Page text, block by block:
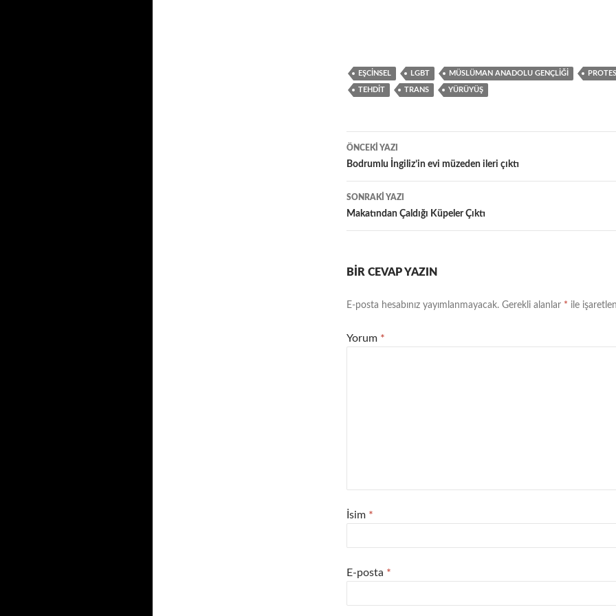
EŞCINSEL LGBT MÜSLÜMAN ANADOLU GENÇLIĞI
TEHDIT TRANS YÜRÜYÜŞ
Yazı
dolaşımı
ÖNCEKI YAZI
Bodrumlu İngiliz’in evi müzeden ileri çıktı
SONRAKI YAZI
Makatından Çaldığı Küpeler Çıktı
BIR CEVAP YAZIN
E-posta hesabınız yayımlanmayacak. Gerekli alanlar * ile
Yorum *
İsim *
E-posta *